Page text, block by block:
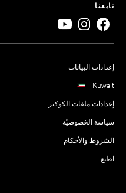
تابعنا
إعدادات البيانات
Kuwait
إعدادات ملفات الكوكيز
سياسة الخصوصيّة
الشروط والأحكام
اطبع